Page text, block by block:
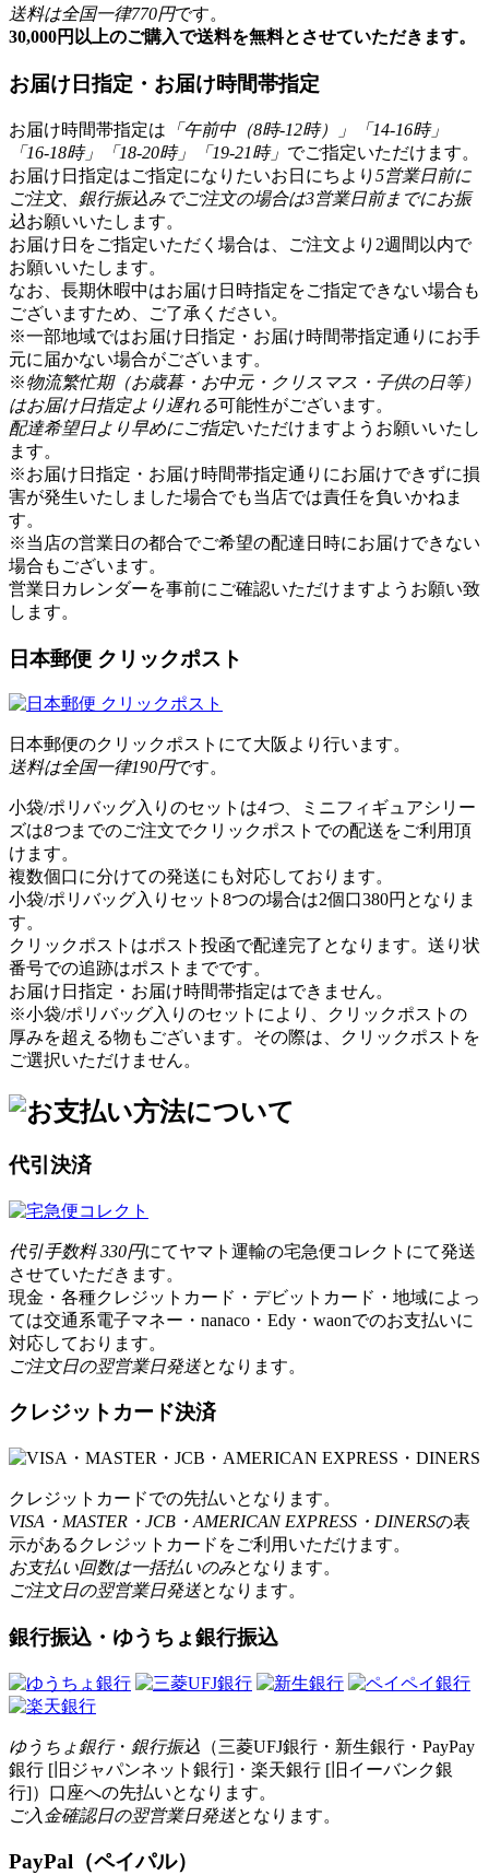
送料は全国一律770円です。
30,000円以上のご購入で送料を無料とさせていただきます。
お届け日指定・お届け時間帯指定
お届け時間帯指定は 「午前中（8時-12時）」「14-16時」
「16-18時」「18-20時」「19-21時」 でご指定いただけます。
お届け日指定はご指定になりたいお日にちより 5営業日前に
ご注文、銀行振込みでご注文の場合は3営業日前までにお振
込お願いいたします。
お届け日をご指定いただく場合は、ご注文より2週間以内で
お願いいたします。
なお、長期休暇中はお届け日時指定をご指定できない場合も
ございますため、ご了承ください。
※一部地域ではお届け日指定・お届け時間帯指定通りにお手
元に届かない場合がございます。
※物流繁忙期（お歳暮・お中元・クリスマス・子供の日等）
はお届け日指定より遅れる可能性がございます。
配達希望日より早めにご指定いただけますようお願いいたし
ます。
※お届け日指定・お届け時間帯指定通りにお届けできずに損
害が発生いたしました場合でも当店では責任を負いかねま
す。
※当店の営業日の都合でご希望の配達日時にお届けできない
場合もございます。
営業日カレンダーを事前にご確認いただけますようお願い致
します。
日本郵便 クリックポスト
日本郵便のクリックポストにて大阪より行います。
送料は全国一律190円です。
小袋/ポリバッグ入りのセットは4つ 、ミニフィギュアシリー
ズは8つまでのご注文でクリックポストでの配送をご利用頂
けます。
複数個口に分けての発送にも対応しております。
小袋/ポリバッグ入りセット8つの場合は2個口380円となりま
す。
クリックポストはポスト投函で配達完了となります。送り状
番号での追跡はポストまでです。
お届け日指定・お届け時間帯指定はできません。
※小袋/ポリバッグ入りのセットにより、クリックポストの
厚みを超える物もございます。その際は、クリックポストを
ご選択いただけません。
代引決済
代引手数料 330円にてヤマト運輸の宅急便コレクトにて発送
させていただきます。
現金・各種クレジットカード・デビットカード・地域によっ
ては交通系電子マネー・nanaco・Edy・waonでのお支払いに
対応しております。
ご注文日の翌営業日発送となります。
クレジットカード決済
クレジットカードでの先払いとなります。
VISA・MASTER・JCB・AMERICAN EXPRESS・DINERSの表
示があるクレジットカードをご利用いただけます。
お支払い回数は一括払いのみとなります。
ご注文日の翌営業日発送となります。
銀行振込・ゆうちょ銀行振込
ゆうちょ銀行・ 銀行振込 （三菱UFJ銀行・新生銀行・PayPay
銀行 [旧ジャパンネット銀行]・楽天銀行 [旧イーバンク銀
行]）口座への先払いとなります。
ご入金確認日の翌営業日発送となります。
PayPal（ペイパル）